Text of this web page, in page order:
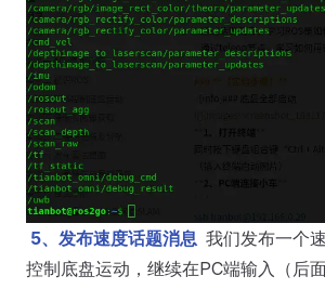
5、发布速度话题消息 我们发布一个
控制底盘运动，继续在PC端输入（后